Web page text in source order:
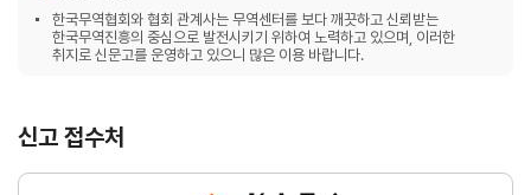
한국무역협회와 협회 관계사는 무역센터를 보다 깨끗하고 신뢰받는
한국무역진흥의 중심으로 발전시키기 위하여 노력하고 있으며, 이러한
취지로 신문고를 운영하고 있으니 많은 이용 바랍니다.
신고 접수처